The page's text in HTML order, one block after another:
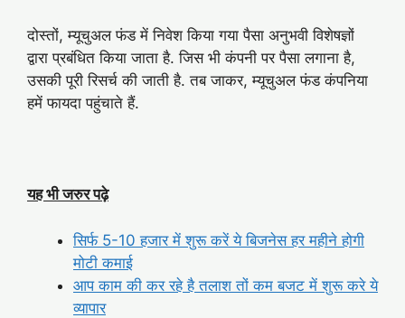
दोस्तों, म्यूचुअल फंड में निवेश किया गया पैसा अनुभवी विशेषज्ञों
द्वारा प्रबंधित किया जाता है. जिस भी कंपनी पर पैसा लगाना है,
उसकी पूरी रिसर्च की जाती है. तब जाकर, म्यूचुअल फंड कंपनिया
हमें फायदा पहुंचाते हैं.
यह भी जरुर पढ़े
सिर्फ 5-10 हजार में शुरू करें ये बिजनेस हर महीने होगी
मोटी कमाई
आप काम की कर रहे है तलाश तों कम बजट में शुरू करे ये
व्यापार